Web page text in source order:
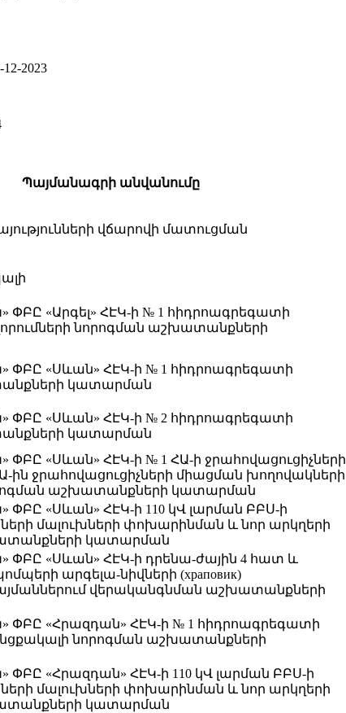
12-2023
Պայմանագրի անվանումը
վճարովի մատուցման
ՓԲԸ «Արգել» ՀԷԿ-ի № 1 հիդրոագրեգատի
նորոգման աշխատանքների
ՓԲԸ «Սևան» ՀԷԿ-ի № 1 հիդրոագրեգատի
կատարման
ՓԲԸ «Սևան» ՀԷԿ-ի № 2 հիդրոագրեգատի
կատարման
ՓԲԸ «Սևան» ՀԷԿ-ի № 1 ՀԱ-ի ջրահովացուցիչների
ին ջրահովացուցիչների միացման խողովակների
աշխատանքների կատարման
ՓԲԸ «Սևան» ՀԷԿ-ի 110 կՎ լարման ԲԲՍ-ի
մալուխների փոխարինման և նոր արկղերի
կատարման
ՓԲԸ «Սևան» ՀԷԿ-ի դրենա-ժային 4 հատ և
արգելա-նիվների (храповик)
վերականգնման աշխատանքների
ՓԲԸ «Հրազդան» ՀԷԿ-ի № 1 հիդրոագրեգատի
նորոգման աշխատանքների
ՓԲԸ «Հրազդան» ՀԷԿ-ի 110 կՎ լարման ԲԲՍ-ի
մալուխների փոխարինման և նոր արկղերի
կատարման